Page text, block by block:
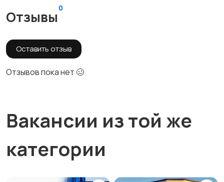
Отзывы
0
Оставить отзыв
Отзывов пока нет 🥴
Вакансии из той же
категории